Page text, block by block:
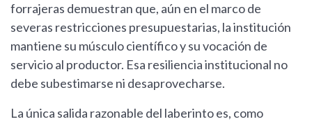
forrajeras demuestran que, aún en el marco de
severas restricciones presupuestarias, la institución
mantiene su músculo científico y su vocación de
servicio al productor. Esa resiliencia institucional no
debe subestimarse ni desaprovecharse.
La única salida razonable del laberinto es, como